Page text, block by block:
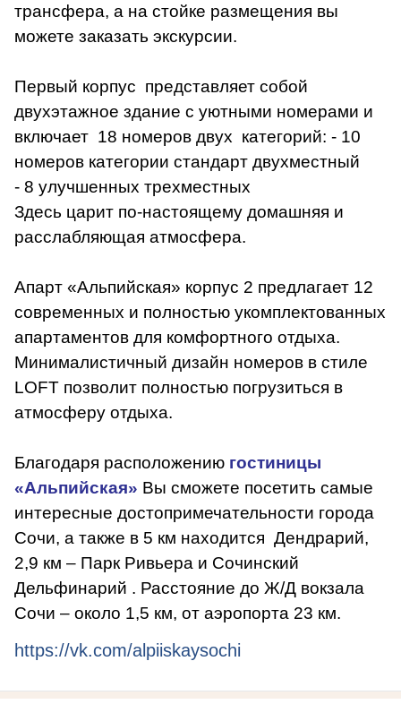
трансфера, а на стойке размещения вы
можете заказать экскурсии.
Первый корпус представляет собой
двухэтажное здание с уютными номерами и
включает 18 номеров двух категорий: - 10
номеров категории стандарт двухместный
- 8 улучшенных трехместных
Здесь царит по-настоящему домашняя и
расслабляющая атмосфера.
Апарт «Альпийская» корпус 2 предлагает 12
современных и полностью укомплектованных
апартаментов для комфортного отдыха.
Минималистичный дизайн номеров в стиле
LOFT позволит полностью погрузиться в
атмосферу отдыха.
Благодаря расположению гостиницы
«Альпийская» Вы сможете посетить самые
интересные достопримечательности города
Сочи, а также в 5 км находится Дендрарий,
2,9 км – Парк Ривьера и Сочинский
Дельфинарий . Расстояние до Ж/Д вокзала
Сочи – около 1,5 км, от аэропорта 23 км.
https://vk.com/alpiiskaysochi